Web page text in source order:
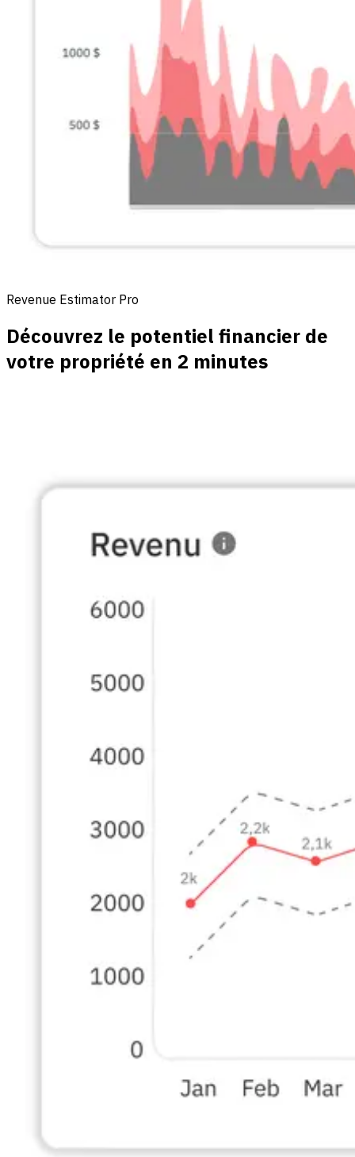
Revenue Estimator Pro
Découvrez le potentiel financier de
votre propriété en 2 minutes